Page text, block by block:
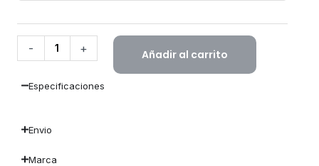
- + Añadir al carrito
Especificaciones
Envio
Marca